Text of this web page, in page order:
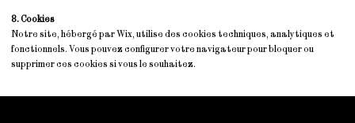
8. Cookies
Notre site, hébergé par Wix, utilise des cookies techniques, analytiques et
fonctionnels. Vous pouvez configurer votre navigateur pour bloquer ou
supprimer ces cookies si vous le souhaitez.